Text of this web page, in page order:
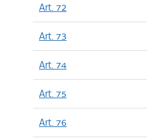
Art. 72
Art. 73
Art. 74
Art. 75
Art. 76